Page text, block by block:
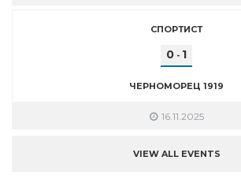
СПОРТИСТ
0 - 1
ЧЕРНОМОРЕЦ 1919
16.11.2025
VIEW ALL EVENTS